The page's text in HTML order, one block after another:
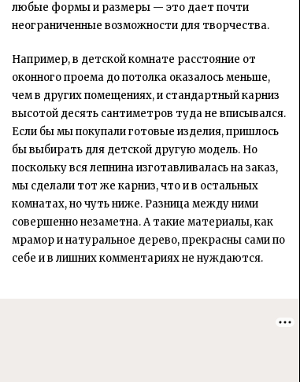
любые формы и размеры — это дает почти
неограниченные возможности для творчества.
Например, в детской комнате расстояние от
оконного проема до потолка оказалось меньше,
чем в других помещениях, и стандартный карниз
высотой десять сантиметров туда не вписывался.
Если бы мы покупали готовые изделия, пришлось
бы выбирать для детской другую модель. Но
поскольку вся лепнина изготавливалась на заказ,
мы сделали тот же карниз, что и в остальных
комнатах, но чуть ниже. Разница между ними
совершенно незаметна. А такие материалы, как
мрамор и натуральное дерево, прекрасны сами по
себе и в лишних комментариях не нуждаются.